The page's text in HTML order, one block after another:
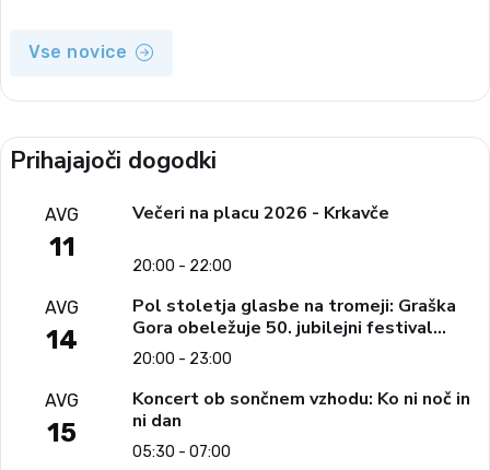
Vse novice
Prihajajoči dogodki
AVG
11
Večeri na placu 2026 - Krkavče
20:00 - 22:00
AVG
14
Pol stoletja glasbe na tromeji: Graška
Gora obeležuje 50. jubilejni festival
narodno-zabavne glasbe
20:00 - 23:00
AVG
15
Koncert ob sončnem vzhodu: Ko ni noč in
ni dan
05:30 - 07:00